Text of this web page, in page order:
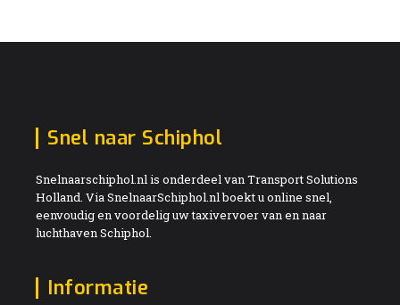
Snel naar Schiphol
Snelnaarschiphol.nl is onderdeel van Transport Solutions
Holland. Via SnelnaarSchiphol.nl boekt u online snel,
eenvoudig en voordelig uw taxivervoer van en naar
luchthaven Schiphol.
Informatie